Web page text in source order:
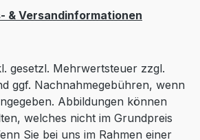
& Versandinformationen
gesetzl. Mehrwertsteuer zzgl.
ggf. Nachnahmegebühren, wenn
Abbildungen können
welches nicht im Grundpreis
Sie bei uns im Rahmen einer